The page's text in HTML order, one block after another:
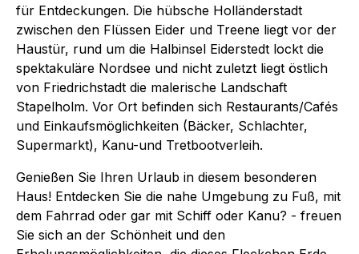
für Entdeckungen. Die hübsche Holländerstadt
zwischen den Flüssen Eider und Treene liegt vor der
Haustür, rund um die Halbinsel Eiderstedt lockt die
spektakuläre Nordsee und nicht zuletzt liegt östlich
von Friedrichstadt die malerische Landschaft
Stapelholm. Vor Ort befinden sich Restaurants/Cafés
und Einkaufsmöglichkeiten (Bäcker, Schlachter,
Supermarkt), Kanu-und Tretbootverleih.
Genießen Sie Ihren Urlaub in diesem besonderen
Haus! Entdecken Sie die nahe Umgebung zu Fuß, mit
dem Fahrrad oder gar mit Schiff oder Kanu? - freuen
Sie sich an der Schönheit und den